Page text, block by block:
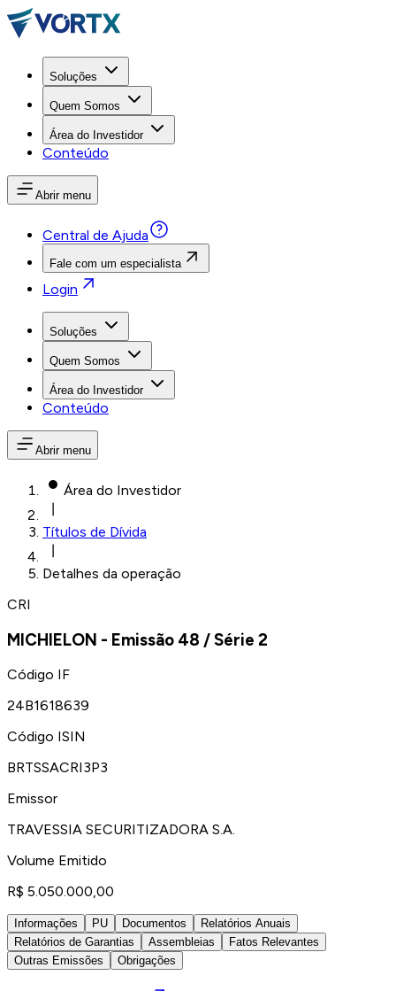
Soluções
Quem Somos
Área do Investidor
Conteúdo
Abrir menu
Central de Ajuda
Fale com um especialista
Login
Soluções
Quem Somos
Área do Investidor
Conteúdo
Abrir menu
Área do Investidor
Títulos de Dívida
Detalhes da operação
CRI
MICHIELON - Emissão 48 / Série 2
Código IF
24B1618639
Código ISIN
BRTSSACRI3P3
Emissor
TRAVESSIA SECURITIZADORA S.A.
Volume Emitido
R$ 5.050.000,00
Informações PU Documentos
Relatórios Anuais
Relatórios de Garantias
Assembleias
Fatos Relevantes
Outras Emissões
Obrigações